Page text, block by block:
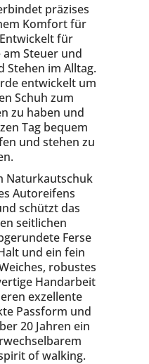
präzises
Komfort für
für
Steuer und
Stehen im Alltag.
entwickelt um
Schuh zum
zu haben und
Tag bequem
und stehen zu
Naturkautschuk
Autoreifens
schützt das
seitlichen
Ferse
und ein fein
robustes
Handarbeit
exzellente
Passform und
20 Jahren ein
of walking.